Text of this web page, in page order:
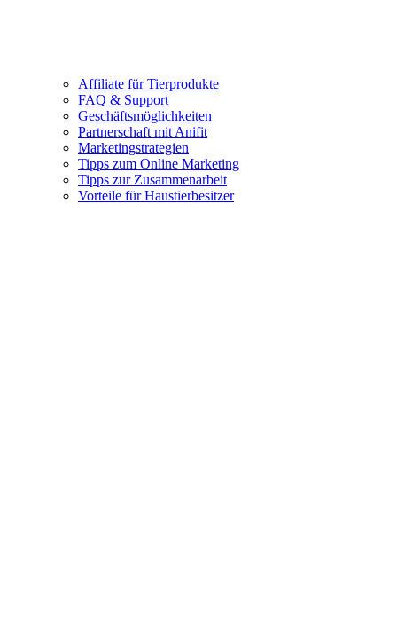
Affiliate für Tierprodukte
FAQ & Support
Geschäftsmöglichkeiten
Partnerschaft mit Anifit
Marketingstrategien
Tipps zum Online Marketing
Tipps zur Zusammenarbeit
Vorteile für Haustierbesitzer